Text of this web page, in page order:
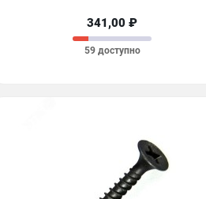
341,00 ₽
59 доступно